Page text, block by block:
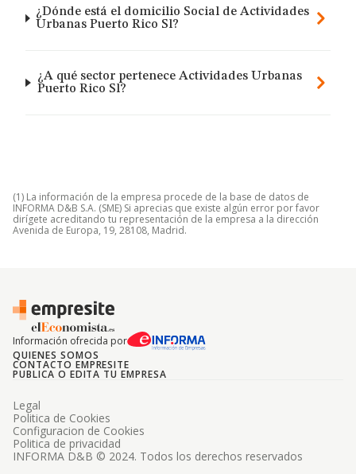
¿Dónde está el domicilio Social de Actividades
Urbanas Puerto Rico Sl?
¿A qué sector pertenece Actividades Urbanas
Puerto Rico Sl?
(1) La información de la empresa procede de la base de datos de
INFORMA D&B S.A. (SME) Si aprecias que existe algún error por favor
dirígete acreditando tu representación de la empresa a la dirección
Avenida de Europa, 19, 28108, Madrid.
Información ofrecida por
QUIENES SOMOS
CONTACTO EMPRESITE
PUBLICA O EDITA TU EMPRESA
INFORMA D&B © 2024. Todos los derechos reservados
Legal
Politica de Cookies
Configuracion de Cookies
Politica de privacidad